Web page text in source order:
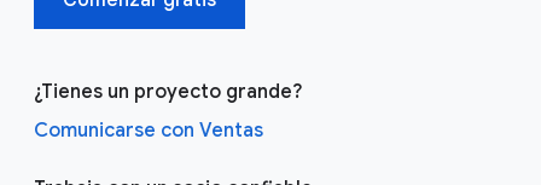
¿Tienes un proyecto grande?
Comunicarse con Ventas